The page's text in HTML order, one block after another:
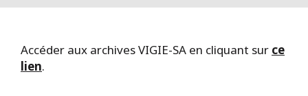
Accéder aux archives VIGIE-SA en cliquant sur ce
lien.